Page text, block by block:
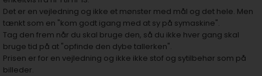
Det er en vejledning og ikke et mønster med mål og det hele. Men
tænkt som en "kom godt igang med at sy på symaskine".
Tag den frem når du skal bruge den, så du ikke hver gang skal
bruge tid på at "opfinde den dybe tallerken".
Prisen er for en vejledning og ikke ikke stof og sytilbehør som på
billeder.